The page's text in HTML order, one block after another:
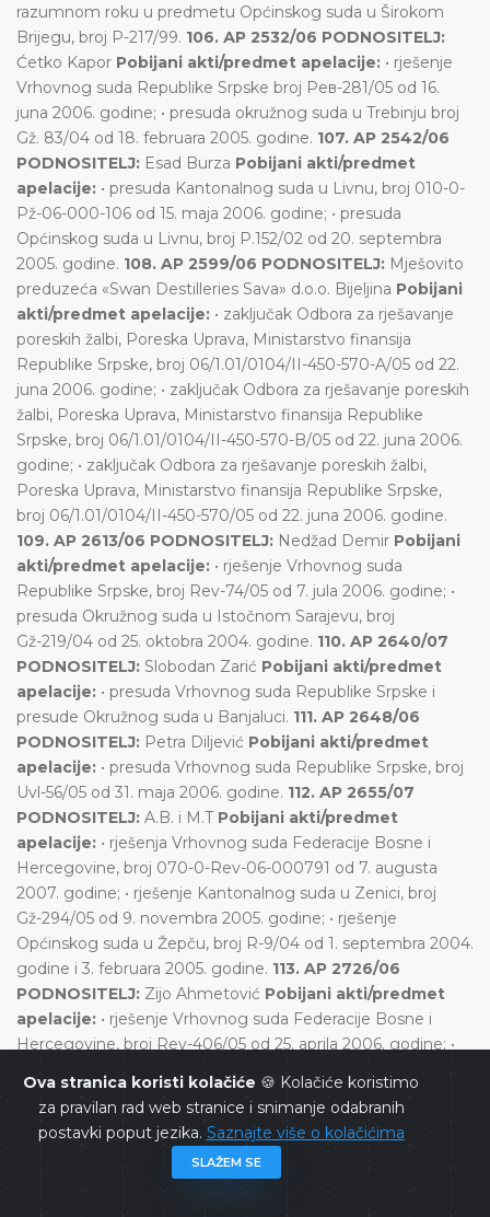
Ova stranica koristi kolačiće 🍪 Kolačiće koristimo
za pravilan rad web stranice i snimanje odabranih
postavki poput jezika. Saznajte više o kolačićima
SLAŽEM SE
razumnom roku u predmetu Općinskog suda u Širokom
Brijegu, broj P-217/99. 106. АP 2532/06 PODNOSITELJ:
Ćetko Kapor Pobijani akti/predmet apelacije: • rješenje
Vrhovnog suda Republike Srpske broj Рев-281/05 оd 16.
јuna 2006. godine; • presuda okružnog suda u Trebinju broj
Gž. 83/04 оd 18. februara 2005. godine. 107. AP 2542/06
PODNOSITELJ: Esad Burza Pobijani akti/predmet
apelacije: • presuda Kantonalnog suda u Livnu, broj 010-0-
Pž-06-000-106 od 15. maja 2006. godine; • presuda
Općinskog suda u Livnu, broj P.152/02 od 20. septembra
2005. godine. 108. AP 2599/06 PODNOSITELJ: Mješovito
preduzeća «Swan Destilleries Sava» d.o.o. Bijeljina Pobijani
akti/predmet apelacije: • zaključak Odbora za rješavanje
poreskih žalbi, Poreska Uprava, Ministarstvo finansija
Republike Srpske, broj 06/1.01/0104/II-450-570-A/05 od 22.
juna 2006. godine; • zaključak Odbora za rješavanje poreskih
žalbi, Poreska Uprava, Ministarstvo finansija Republike
Srpske, broj 06/1.01/0104/II-450-570-B/05 od 22. juna 2006.
godine; • zaključak Odbora za rješavanje poreskih žalbi,
Poreska Uprava, Ministarstvo finansija Republike Srpske,
broj 06/1.01/0104/II-450-570/05 od 22. juna 2006. godine.
109. AP 2613/06 PODNOSITELJ: Nedžad Demir Pobijani
akti/predmet apelacije: • rješenje Vrhovnog suda
Republike Srpske, broj Rev-74/05 od 7. jula 2006. godine; •
presuda Okružnog suda u Istočnom Sarajevu, broj
Gž-219/04 od 25. oktobra 2004. godine. 110. AP 2640/07
PODNOSITELJ: Slobodan Zarić Pobijani akti/predmet
apelacije: • presuda Vrhovnog suda Republike Srpske i
presude Okružnog suda u Banjaluci. 111. AP 2648/06
PODNOSITELJ: Petra Diljević Pobijani akti/predmet
apelacije: • presuda Vrhovnog suda Republike Srpske, broj
Uvl-56/05 od 31. maja 2006. godine. 112. AP 2655/07
PODNOSITELJ: A.B. i M.T Pobijani akti/predmet
apelacije: • rješenja Vrhovnog suda Federacije Bosne i
Hercegovine, broj 070-0-Rev-06-000791 od 7. augusta
2007. godine; • rješenje Kantonalnog suda u Zenici, broj
Gž-294/05 od 9. novembra 2005. godine; • rješenje
Općinskog suda u Žepču, broj R-9/04 od 1. septembra 2004.
godine i 3. februara 2005. godine. 113. AP 2726/06
PODNOSITELJ: Zijo Ahmetović Pobijani akti/predmet
apelacije: • rješenje Vrhovnog suda Federacije Bosne i
Hercegovine, broj Rev-406/05 od 25. aprila 2006. godine; •
februara 2005. godine; • presuda Općinskog suda u Konjicu,
broj P.41/03 od 14. maja 2004. godine. 114. AP 2731/06
PODNOSITELJ:«GMG-SANEX» d.o.oPobijani
akti/predmet apelacije:• presuda Vrhovnog suda